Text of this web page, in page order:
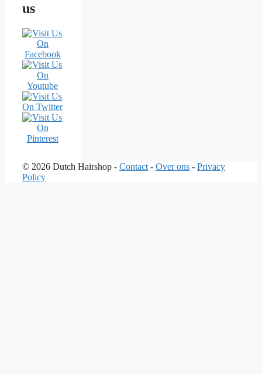
us
© 2026 Dutch Hairshop - Contact - Over ons - Privacy
Policy